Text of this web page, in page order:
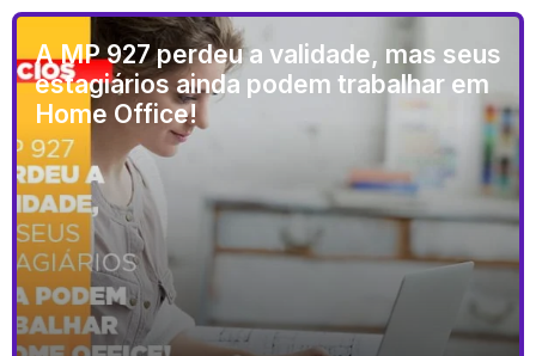
A MP 927 perdeu a validade, mas seus
estagiários ainda podem trabalhar em
Home Office!